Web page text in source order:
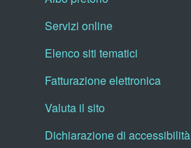
Servizi online
Elenco siti tematici
Fatturazione elettronica
Valuta il sito
Dichiarazione di accessibilità